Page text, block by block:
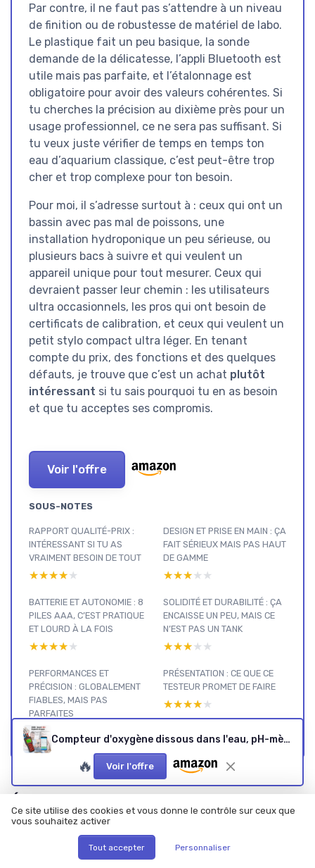
Par contre, il ne faut pas s’attendre à un niveau
de finition ou de robustesse de matériel de labo.
Le plastique fait un peu basique, la sonde
demande de la délicatesse, l’appli Bluetooth est
utile mais pas parfaite, et l’étalonnage est
obligatoire pour avoir des valeurs cohérentes. Si
tu cherches la précision au dixième près pour un
usage professionnel, ce ne sera pas suffisant. Si
tu veux juste vérifier de temps en temps ton
eau d’aquarium classique, c’est peut-être trop
cher et trop complexe pour ton besoin.
Pour moi, il s’adresse surtout à : ceux qui ont un
bassin avec pas mal de poissons, une
installation hydroponique un peu sérieuse, ou
plusieurs bacs à suivre et qui veulent un
appareil unique pour tout mesurer. Ceux qui
devraient passer leur chemin : les utilisateurs
ultra occasionnels, les pros qui ont besoin de
certificats de calibration, et ceux qui veulent un
petit stylo compact ultra léger. En tenant
compte du prix, des fonctions et des quelques
défauts, je trouve que c’est un achat plutôt
intéressant si tu sais pourquoi tu en as besoin
et que tu acceptes ses compromis.
Voir l'offre
SOUS-NOTES
RAPPORT QUALITÉ-PRIX :
INTÉRESSANT SI TU AS
VRAIMENT BESOIN DE TOUT
★★★★★
★★★★★
DESIGN ET PRISE EN MAIN : ÇA
FAIT SÉRIEUX MAIS PAS HAUT
DE GAMME
★★★★★
★★★★★
BATTERIE ET AUTONOMIE : 8
PILES AAA, C’EST PRATIQUE
ET LOURD À LA FOIS
★★★★★
★★★★★
SOLIDITÉ ET DURABILITÉ : ÇA
ENCAISSE UN PEU, MAIS CE
N’EST PAS UN TANK
★★★★★
★★★★★
PERFORMANCES ET
PRÉCISION : GLOBALEMENT
FIABLES, MAIS PAS
PARFAITES
★★★★★
★★★★★
PRÉSENTATION : CE QUE CE
TESTEUR PROMET DE FAIRE
★★★★★
★★★★★
électricité :
Voir tous les tests Éclairage & électricité →
Compteur d'oxygène dissous dans l'eau, pH-mètre intelligent 6 en 1 DO, testeur portable pH DO Salt EC TDS pour étang de Koi, aquaculture, moniteur d'environnement
🔥 Voir l'offre
Ce site utilise des cookies et vous donne le contrôle sur ceux que
vous souhaitez activer
Tout accepter Personnaliser